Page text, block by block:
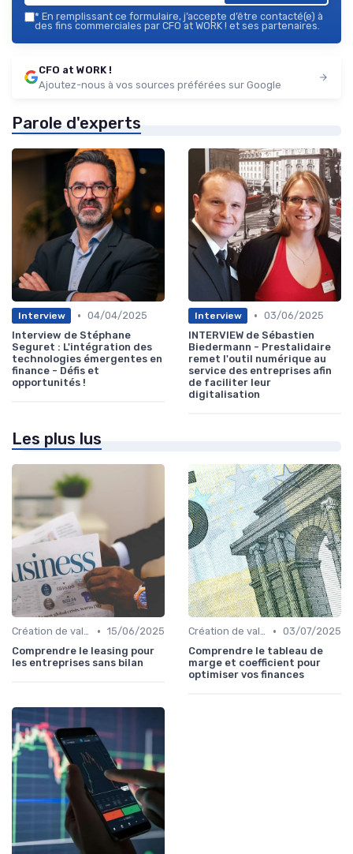
* En remplissant ce formulaire, j’accepte d’être contacté(e) à
des fins commerciales par CFO at WORK ! et ses partenaires.
CFO at WORK !
Ajoutez-nous à vos sources préférées sur Google
Parole d'experts
Interview • 04/04/2025
Interview de Stéphane
Seguret : L'intégration des
technologies émergentes en
finance - Défis et
opportunités !
Interview • 03/06/2025
INTERVIEW de Sébastien
Biedermann - Prestalidaire
remet l'outil numérique au
service des entreprises afin
de faciliter leur
digitalisation
Les plus lus
Création de valeur & rentabilité • 15/06/2025
Comprendre le leasing pour
les entreprises sans bilan
Création de valeur & rentabilité • 03/07/2025
Comprendre le tableau de
marge et coefficient pour
optimiser vos finances